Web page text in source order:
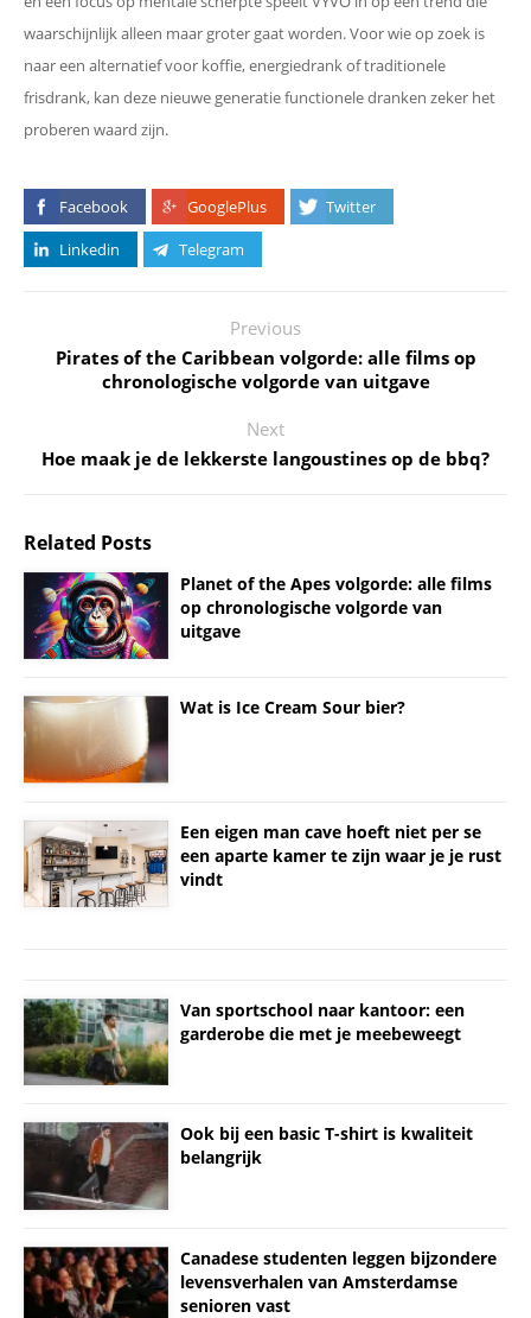
waarschijnlijk alleen maar groter gaat worden. Voor wie op zoek is
naar een alternatief voor koffie, energiedrank of traditionele
frisdrank, kan deze nieuwe generatie functionele dranken zeker het
proberen waard zijn.
Facebook GooglePlus
Twitter
Linkedin
Telegram
Previous
Pirates of the Caribbean volgorde: alle films op
chronologische volgorde van uitgave
Next
Hoe maak je de lekkerste langoustines op de bbq?
Related Posts
Planet of the Apes volgorde: alle films
op chronologische volgorde van
uitgave
Wat is Ice Cream Sour bier?
Een eigen man cave hoeft niet per se
een aparte kamer te zijn waar je je rust
vindt
Van sportschool naar kantoor: een
garderobe die met je meebeweegt
Ook bij een basic T-shirt is kwaliteit
belangrijk
Canadese studenten leggen bijzondere
levensverhalen van Amsterdamse
senioren vast